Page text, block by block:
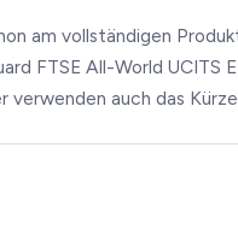
am vollständigen
FTSE All-World UCITS
verwenden auch das